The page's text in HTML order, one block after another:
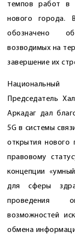
темпов работ в
нового города.
обозначено
возводимых на
завершение их
Председатель
Аркадаг дал
5G в системы
открытия нового
правовому
концепции
для сферы
проведения
возможностей
обмена